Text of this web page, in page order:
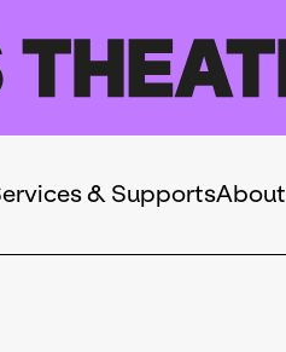
& SupportsAbout